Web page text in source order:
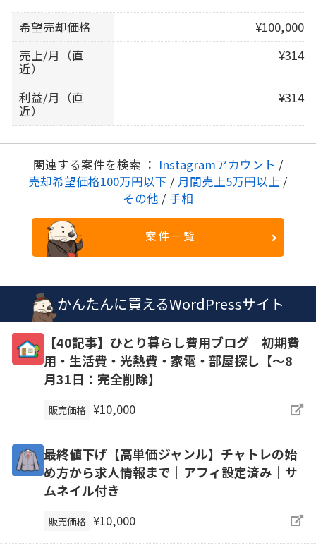
希望売却価格
¥100,000
売上/月（直
近）
¥314
利益/月（直
近）
¥314
関連する案件を検索 ： Instagramアカウント /
売却希望価格100万円以下 / 月間売上5万円以上 /
その他 / 手相
案件一覧
かんたんに買えるWordPressサイト
【40記事】ひとり暮らし費用ブログ｜初期費
用・生活費・光熱費・家電・部屋探し【～8
月31日：完全削除】
販売価格 ¥10,000
最終値下げ【高単価ジャンル】チャトレの始
め方から求人情報まで｜アフィ設定済み｜サ
ムネイル付き
販売価格 ¥10,000